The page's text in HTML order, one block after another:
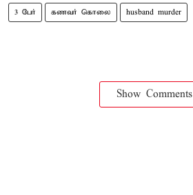
3 பேர் கணவர் கொலை husband murder
Show Comments